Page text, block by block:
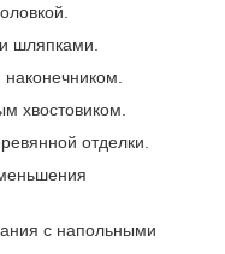
шляпками.
хвостовиком.
отделки.
с напольными